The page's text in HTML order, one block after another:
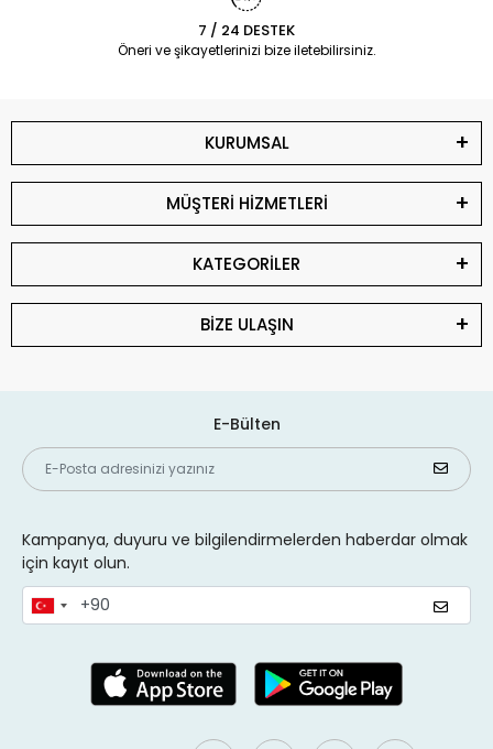
7 / 24 DESTEK
Öneri ve şikayetlerinizi bize iletebilirsiniz.
KURUMSAL
MÜŞTERİ HİZMETLERİ
KATEGORİLER
BİZE ULAŞIN
E-Bülten
Kampanya, duyuru ve bilgilendirmelerden haberdar olmak
için kayıt olun.